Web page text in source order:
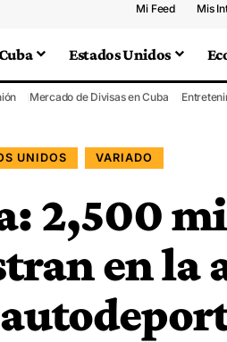
Mi Feed Mis
Estados Unidos
Mercado de Divisas en Cuba
UNIDOS VARIADO
2,500
en la